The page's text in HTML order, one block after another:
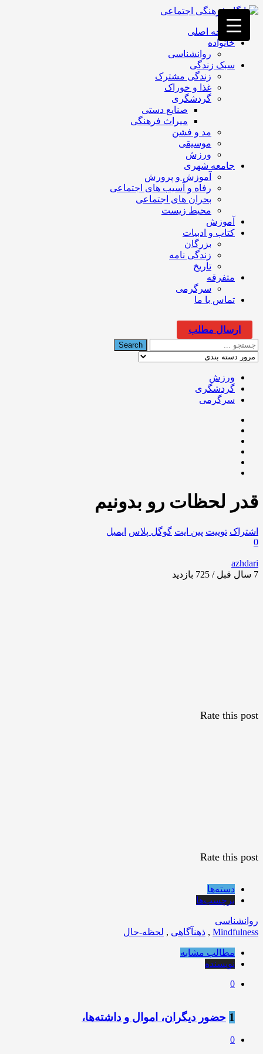
فصد
خون
غرب
تهران
خشکشویی
تصفیه
تهران
صفحه اصلی
خانواده
روانشناسی
سبک زندگی
زندگی مشترک
غذا و خوراک
گردشگری
صنایع دستی
میراث فرهنگی
مد و فشن
موسیقی
ورزش
جامعه شهری
آموزش و پرورش
رفاه و آسیب های اجتماعی
بحران های اجتماعی
محیط زیست
آموزش
کتاب و ادبیات
بزرگان
زندگی نامه
تاریخ
متفرقه
سرگرمی
تماس با ما
ارسال مطلب
ورزش
گردشگری
سرگرمی
قدر لحظات رو بدونیم
اشتراک توییت پین ایت گوگل‌ پلاس ایمیل
0
azhdari
7 سال قبل / 725
بازدید
Rate this post
Rate this post
دسته‌ها
برچسب‌ها
روانشناسی
Mindfulness
, ذهنآگاهی , لحظه-حال
مطالب مشابه
نویسنده
0
1 حضور دیگران، اموال و داشته‌ها،
0